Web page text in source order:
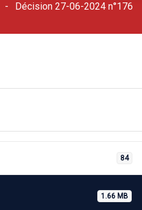
Décision 27-06-2024 n°176
84
1.66 MB